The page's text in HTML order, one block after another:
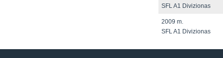
SFL A1 Divizionas
2009 m.
SFL A1 Divizionas